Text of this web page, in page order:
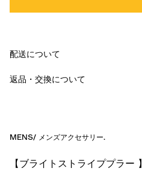
配送について
返品・交換について
MENS/ メンズアクセサリー.
【ブライトストライププラー 】